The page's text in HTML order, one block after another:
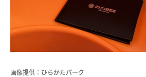
画像提供：ひらかたパーク